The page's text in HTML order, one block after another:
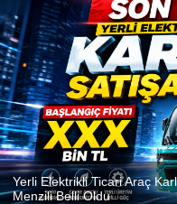
Yerli Elektrikli Ticari Araç
Menzili Belli Oldu